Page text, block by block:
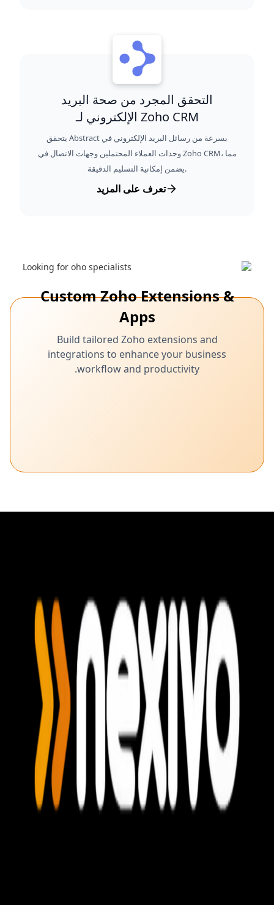
التحقق المجرد من صحة البريد
الإلكتروني لـ Zoho CRM
يتحقق Abstract بسرعة من رسائل البريد الإلكتروني في
وحدات العملاء المحتملين وجهات الاتصال في Zoho CRM، مما
يضمن إمكانية التسليم الدقيقة.
تعرف على المزيد
Custom Zoho Extensions &
Apps
Build tailored Zoho extensions and
integrations to enhance your business
workflow and productivity.